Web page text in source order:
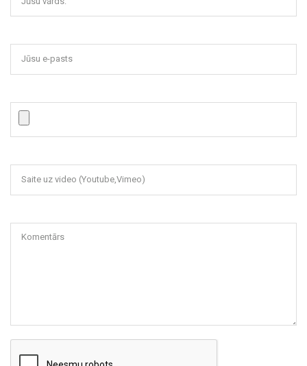
Jūsu e-pasts
Saite uz video (Youtube,Vimeo)
Komentārs